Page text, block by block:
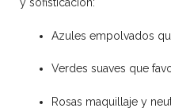
Azules empolvados
Verdes suaves que
Rosas maquillaje y